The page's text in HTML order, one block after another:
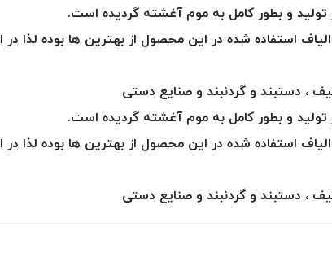
افزون بر ۳۰ رنگ می باشد. الیاف استفاده شده در این محصول از بهترین
، دستبند و گردنبند و صنایع دستی
افزون بر ۳۰ رنگ می باشد. الیاف استفاده شده در این محصول از بهترین
، دستبند و گردنبند و صنایع دستی